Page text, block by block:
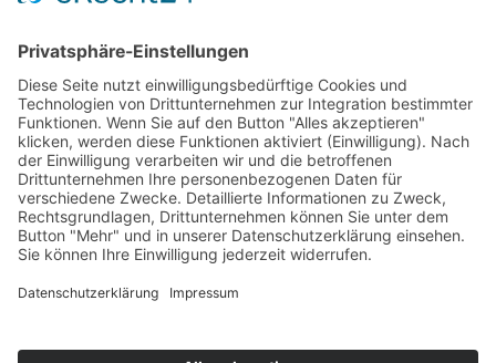
Service
FAQ
Zahlungsarten